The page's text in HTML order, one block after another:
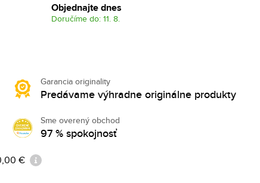
Objednajte dnes
Doručíme do: 11. 8.
Garancia originality
Predávame výhradne originálne produkty
Sme overený obchod
97 % spokojnosť
€